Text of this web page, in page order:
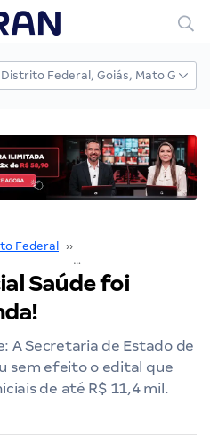
Federal ››
Saúde foi
A Secretaria de Estado de
sem efeito o edital que
de até R$ 11,4 mil.